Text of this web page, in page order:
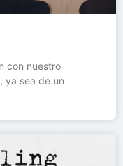
con nuestro
ya sea de un